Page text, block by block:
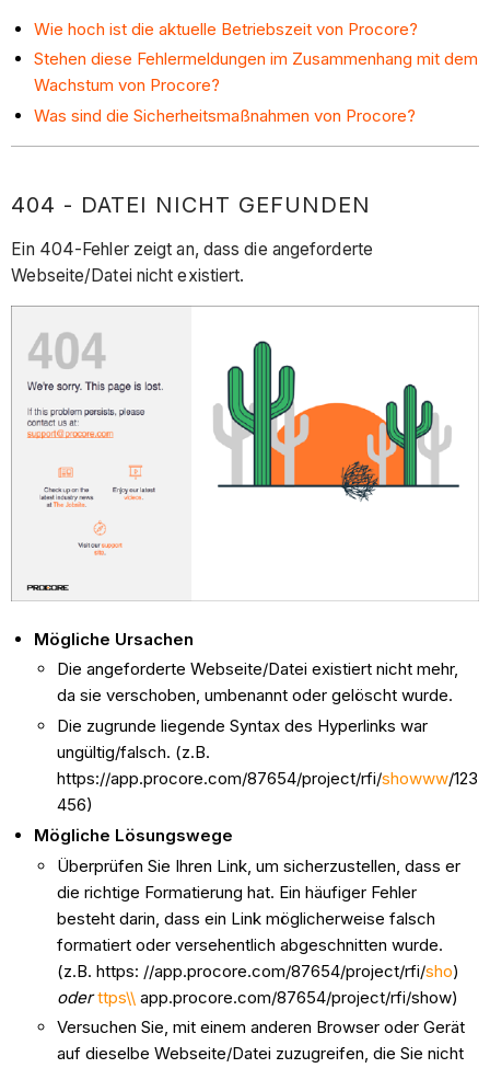
Wie hoch ist die aktuelle Betriebszeit von Procore?
Stehen diese Fehlermeldungen im Zusammenhang mit dem
Wachstum von Procore?
Was sind die Sicherheitsmaßnahmen von Procore?
404 - DATEI NICHT GEFUNDEN
Ein 404-Fehler zeigt an, dass die angeforderte
Webseite/Datei nicht existiert.
Mögliche Ursachen
Die angeforderte Webseite/Datei existiert nicht mehr,
da sie verschoben, umbenannt oder gelöscht wurde.
Die zugrunde liegende Syntax des Hyperlinks war
ungültig/falsch. (z.B.
https://app.procore.com/87654/project/rfi/showww/123
456)
Mögliche Lösungswege
Überprüfen Sie Ihren Link, um sicherzustellen, dass er
die richtige Formatierung hat. Ein häufiger Fehler
besteht darin, dass ein Link möglicherweise falsch
formatiert oder versehentlich abgeschnitten wurde.
(z.B. https: //app.procore.com/87654/project/rfi/sho)
oder ttps\\ app.procore.com/87654/project/rfi/show)
Versuchen Sie, mit einem anderen Browser oder Gerät
auf dieselbe Webseite/Datei zuzugreifen, die Sie nicht